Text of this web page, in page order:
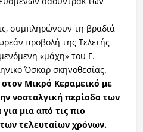
συμπληρώνουν τη βραδιά
προβολή της Τελετής
«μάχη» του Γ.
Όσκαρ σκηνοθεσίας.
Μικρό Κεραμεικό με
νοσταλγική περίοδο των
μια από τις πιο
τελευταίων χρόνων.